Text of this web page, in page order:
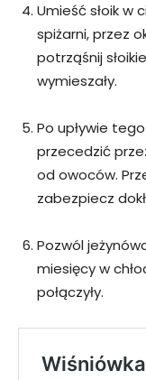
Umieść słoik w
spiżarni, przez
potrząśnij
wymieszały.
Po upływie
przecedzić
od owoców.
zabezpiecz
Pozwól
miesięcy w
połączyły.